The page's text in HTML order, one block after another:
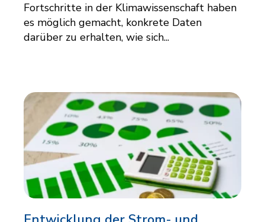
Fortschritte in der Klimawissenschaft haben
es möglich gemacht, konkrete Daten
darüber zu erhalten, wie sich...